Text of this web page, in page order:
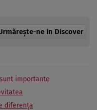
ne in Discover
importante
diferența